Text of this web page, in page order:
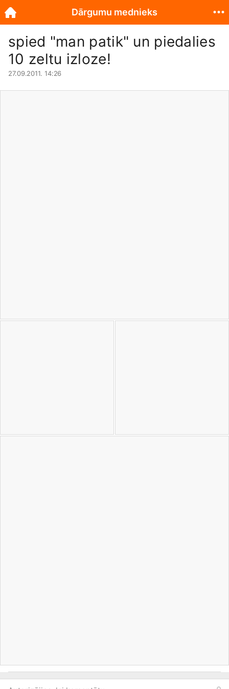
spied "man patik" un piedalies
10 zeltu izloze!
27.09.2011. 14:26
Dārgumu mednieks